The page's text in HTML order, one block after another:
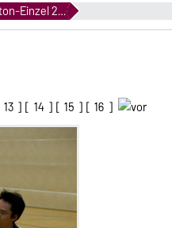
Uni-Meisterschaft Badminton-Einzel 2009
13 ] [ 14 ] [ 15 ] [ 16 ]